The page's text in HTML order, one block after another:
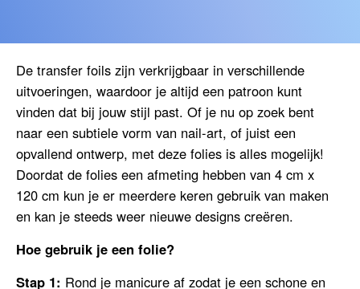
De transfer foils zijn verkrijgbaar in verschillende
uitvoeringen, waardoor je altijd een patroon kunt
vinden dat bij jouw stijl past. Of je nu op zoek bent
naar een subtiele vorm van nail-art, of juist een
opvallend ontwerp, met deze folies is alles mogelijk!
Doordat de folies een afmeting hebben van 4 cm x
120 cm kun je er meerdere keren gebruik van maken
en kan je steeds weer nieuwe designs creëren.
Hoe gebruik je een folie?
Stap 1: Rond je manicure af zodat je een schone en